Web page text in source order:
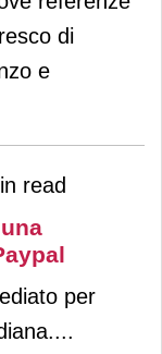
di
e
read
per
...